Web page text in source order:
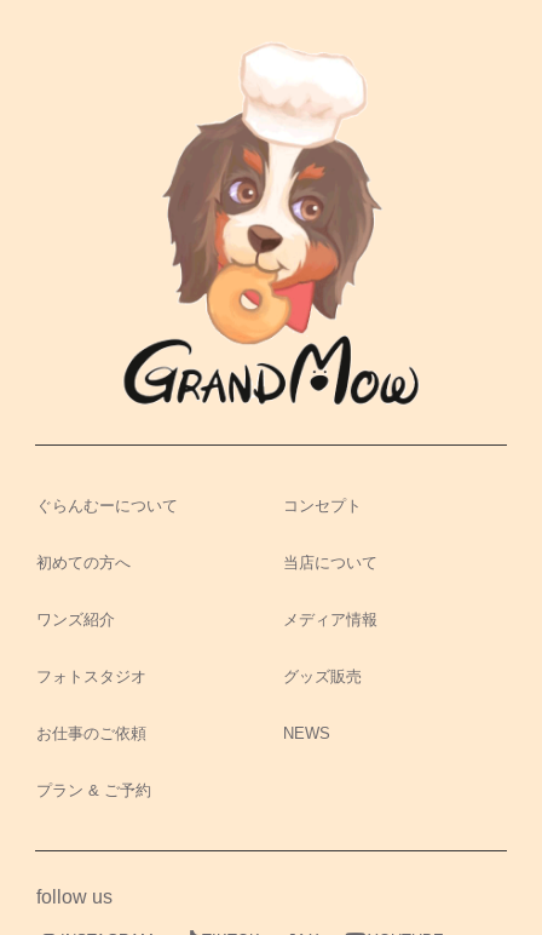
ぐらんむーについて コンセプト
初めての方へ 当店について
ワンズ紹介 メディア情報
フォトスタジオ グッズ販売
お仕事のご依頼 NEWS
プラン & ご予約
follow us